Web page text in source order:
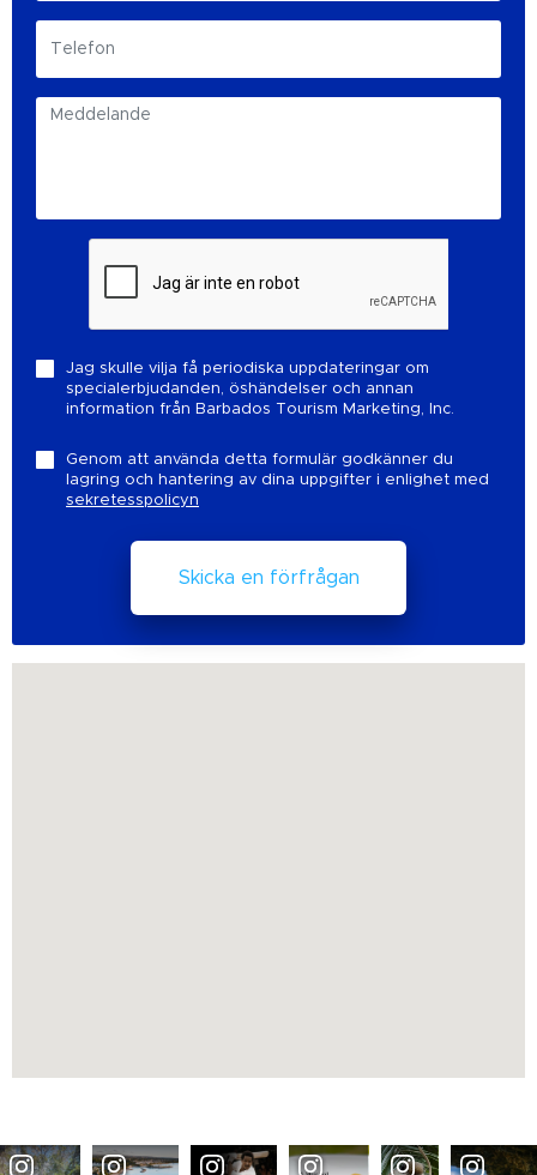
Jag skulle vilja få periodiska uppdateringar om
specialerbjudanden, öshändelser och annan
information från Barbados Tourism Marketing, Inc.
Genom att använda detta formulär godkänner du
lagring och hantering av dina uppgifter i enlighet med
sekretesspolicyn